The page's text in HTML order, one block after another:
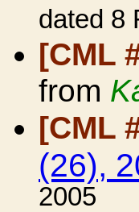
dated 8
[CML
from
[CML
(26),
2005